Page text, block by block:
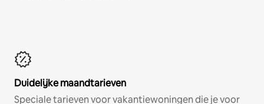
Duidelijke maandtarieven
Speciale tarieven voor vakantiewoningen die je voor